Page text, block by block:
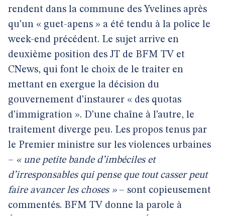
rendent dans la commune des Yvelines après
qu’un « guet-apens » a été tendu à la police le
week-end précédent. Le sujet arrive en
deuxième position des JT de BFM TV et
CNews, qui font le choix de le traiter en
mettant en exergue la décision du
gouvernement d’instaurer « des quotas
d’immigration ». D’une chaîne à l’autre, le
traitement diverge peu. Les propos tenus par
le Premier ministre sur les violences urbaines
– « une petite bande d’imbéciles et
d’irresponsables qui pense que tout casser peut
faire avancer les choses »– sont copieusement
commentés. BFM TV donne la parole à